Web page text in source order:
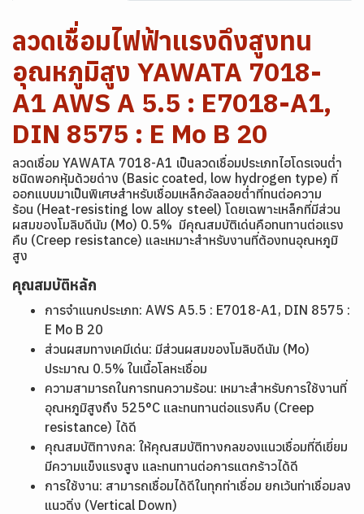
ลวดเชื่อมไฟฟ้าแรงดึงสูงทน
อุณหภูมิสูง YAWATA 7018-
A1 AWS A 5.5 : E7018-A1,
DIN 8575 : E Mo B 20
ลวดเชื่อม YAWATA 7018-A1 เป็นลวดเชื่อมประเภทไฮโดรเจนต่ำ
ชนิดพอกหุ้มด้วยด่าง (Basic coated, low hydrogen type) ที่
ออกแบบมาเป็นพิเศษสำหรับเชื่อมเหล็กอัลลอยต่ำที่ทนต่อความ
ร้อน (Heat-resisting low alloy steel) โดยเฉพาะเหล็กที่มีส่วน
ผสมของโมลิบดีนัม (Mo) 0.5% มีคุณสมบัติเด่นคือทนทานต่อแรง
คืบ (Creep resistance) และเหมาะสำหรับงานที่ต้องทนอุณหภูมิ
สูง
คุณสมบัติหลัก
การจำแนกประเภท: AWS A5.5 : E7018-A1, DIN 8575 :
E Mo B 20
ส่วนผสมทางเคมีเด่น: มีส่วนผสมของโมลิบดีนัม (Mo)
ประมาณ 0.5% ในเนื้อโลหะเชื่อม
ความสามารถในการทนความร้อน: เหมาะสำหรับการใช้งานที่
อุณหภูมิสูงถึง 525°C และทนทานต่อแรงคืบ (Creep
resistance) ได้ดี
คุณสมบัติทางกล: ให้คุณสมบัติทางกลของแนวเชื่อมที่ดีเยี่ยม
มีความแข็งแรงสูง และทนทานต่อการแตกร้าวได้ดี
การใช้งาน: สามารถเชื่อมได้ดีในทุกท่าเชื่อม ยกเว้นท่าเชื่อมลง
แนวดิ่ง (Vertical Down)